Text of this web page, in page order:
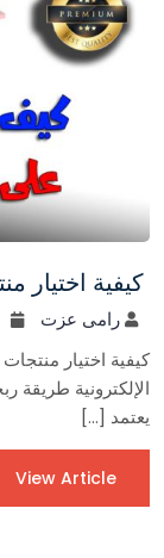
كيفية اختيار
رامى عزت
كيفية اختيار منتجات
الإلكترونية طريقة
يعتمد […]
View Article